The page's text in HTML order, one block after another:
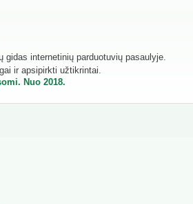
gidas internetinių parduotuvių pasaulyje.
ir apsipirkti užtikrintai.
Nuo 2018.